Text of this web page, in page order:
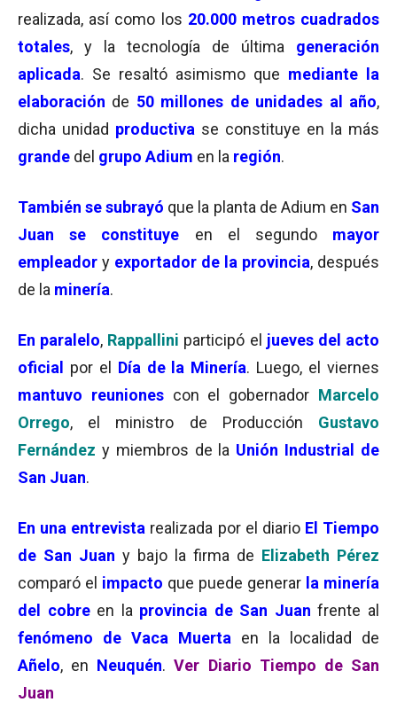
realizada, así como los 20.000 metros cuadrados
totales, y la tecnología de última generación
aplicada. Se resaltó asimismo que mediante la
elaboración de 50 millones de unidades al año,
dicha unidad productiva se constituye en la más
grande del grupo Adium en la región.
También se subrayó que la planta de Adium en San
Juan se constituye
en el segundo mayor
empleador y exportador de la provincia, después
de la minería.
En paralelo, Rappallini participó el jueves del acto
oficial
por el Día de la Minería. Luego, el viernes
mantuvo reunionescon el gobernador Marcelo
Orrego, el ministro de Producción Gustavo
Fernández y miembros de la Unión Industrial de
San Juan.
En una entrevista realizada por el diario El Tiempo
de San Juan y bajo la firma de Elizabeth Pérez
comparó el impacto que puede generar la minería
del cobreen la provincia de San Juan frente al
fenómeno de Vaca Muerta en la localidad de
Añelo, en Neuquén.Ver Diario Tiempo de San
Juan